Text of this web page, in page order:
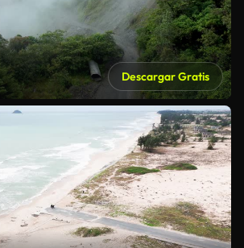
Descargar Gratis